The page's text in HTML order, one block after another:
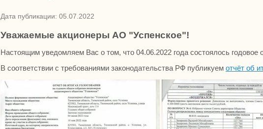
Дата публикации: 05.07.2022
Уважаемые акционеры АО "Успенское"!
Настоящим уведомляем Вас о том, что 04.06.2022 года состоялось
В соответствии с требованиями законодательства РФ публикуем отчёт об